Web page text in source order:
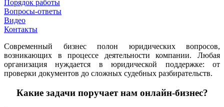
Порядок работы
Вопросы-ответы
Видео
Контакты
Современный бизнес полон юридических вопросов,
возникающих в процессе деятельности компании. Любая
организация нуждается в юридической поддержке: от
проверки документов до сложных судебных разбирательств.
Какие задачи поручает нам онлайн-бизнес?